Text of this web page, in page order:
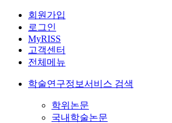
회원가입
로그인
MyRISS
고객센터
전체메뉴
학술연구정보서비스 검색
학위논문
국내학술논문